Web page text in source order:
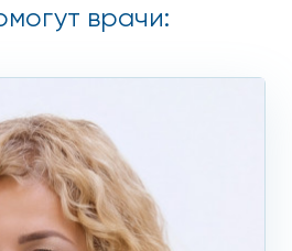
врачи: